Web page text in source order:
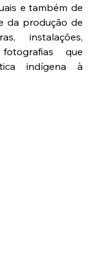
e também de
da produção de
instalações,
que
indígena à